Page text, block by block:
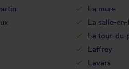
La mure
La salle-
La tour-du-
Laffrey
Lavars